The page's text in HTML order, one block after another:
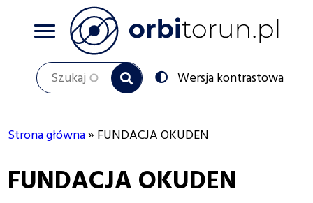
Szukaj
Przełącz
na:
Wersja kontrastowa
nawigacyjna
Strona główna FUNDACJA OKUDEN
FUNDACJA OKUDEN